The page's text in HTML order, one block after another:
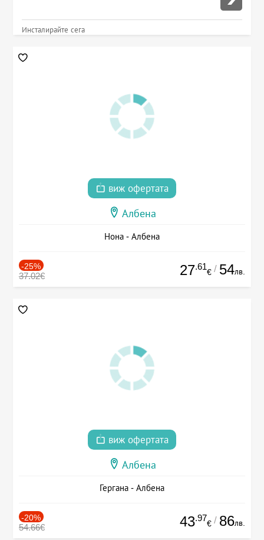
Инсталирайте сега
виж офертата
Албена
Нона - Албена
-25%
37.02€ 27.61
€ / 54лв.
виж офертата
Албена
Гергана - Албена
-20%
54.66€ 43.97
€ / 86лв.